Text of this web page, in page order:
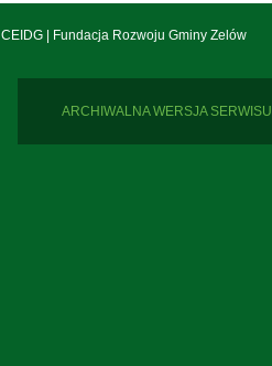
CEIDG| Fundacja Rozwoju Gminy Zelów
ARCHIWALNA WERSJA SERWISU